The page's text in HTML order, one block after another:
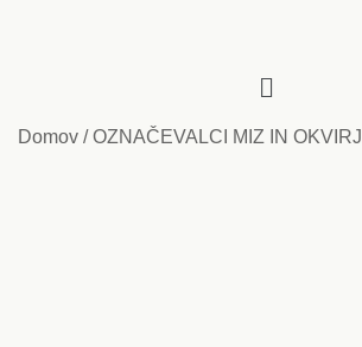
Domov /OZNAČEVALCI MIZ IN OKVIRJI